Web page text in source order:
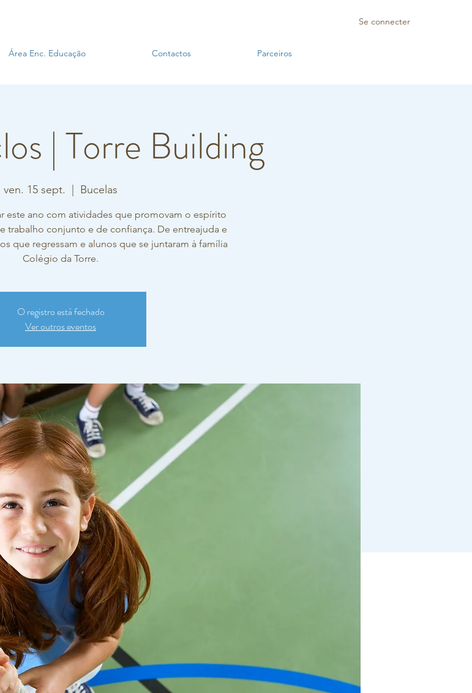
Se connecter
Área Enc. Educação Contactos Parceiros
| Torre Building
ven. 15 sept. Bucelas
este ano com atividades que promovam o espírito
trabalho conjunto e de confiança. De entreajuda e
que regressam e alunos que se juntaram à família
Colégio da Torre.
O registro está fechado
Ver outros eventos